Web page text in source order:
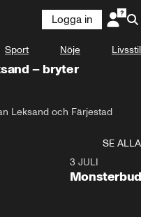
Logga in
Sport Nöje Livsstil
– bryter
Leksand och Färjestad
SE ALLA
3 JULI